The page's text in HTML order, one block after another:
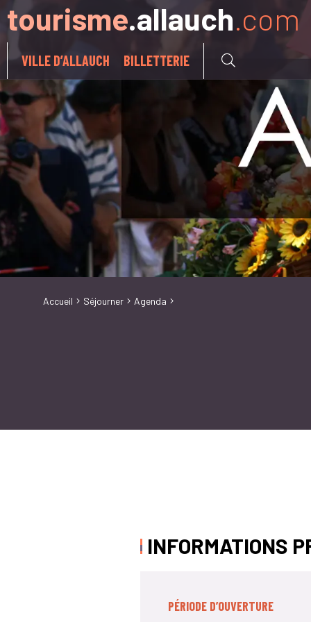
Aller à:
tourisme.allauch.com
VILLE D’ALLAUCH BILLETTERIE
Accueil Séjourner Agenda
INFORMATIONS
PÉRIODE D’OUVERTURE